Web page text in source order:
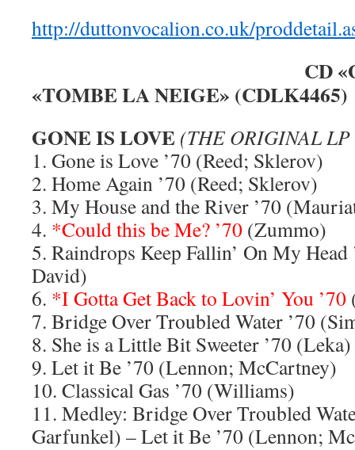
http://duttonvocalion.co.uk/
CD
«TOMBE LA NEIGE» (CDLK4465)
GONE IS LOVE (THE ORIGINAL
1. Gone is Love ’70 (Reed; Sklerov)
2. Home Again ’70 (Reed; Sklerov)
3. My House and the River ’70
4. *Could this be Me? ’70 (Zummo)
5. Raindrops Keep Fallin’ On My Head
David)
6. *I Gotta Get Back to Lovin’ You ’70
7. Bridge Over Troubled Water ’70
8. She is a Little Bit Sweeter ’70 (Leka)
9. Let it Be ’70 (Lennon; McCartney)
10. Classical Gas ’70 (Williams)
11. Medley: Bridge Over Troubled
Garfunkel) – Let it Be ’70 (Lennon;